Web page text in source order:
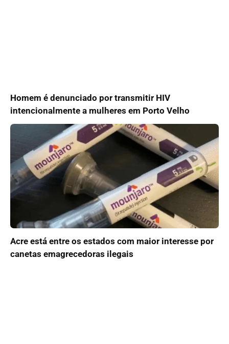
Homem é denunciado por transmitir HIV
intencionalmente a mulheres em Porto Velho
Acre está entre os estados com maior interesse por
canetas emagrecedoras ilegais